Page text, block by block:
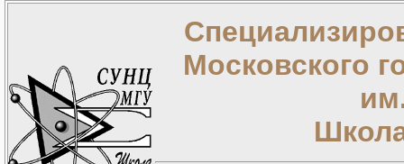
Московского